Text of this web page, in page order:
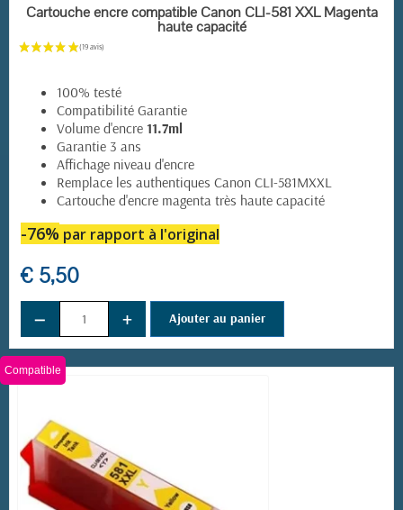
EN STOCK
Cartouche encre compatible Canon CLI-581 XXL Magenta
haute capacité
100% testé
Compatibilité Garantie
Volume d'encre 11.7ml
Garantie 3 ans
Affichage niveau d'encre
Remplace les authentiques Canon CLI-581MXXL
Cartouche d'encre magenta très haute capacité
-76% par rapport à l'original
€ 5,50
− + Ajouter au panier
Compatible